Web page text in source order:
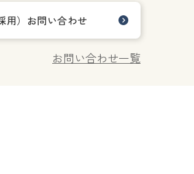
用）お問い合わせ
お問い合わせ一覧